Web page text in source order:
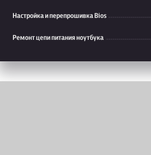
Настройка и перепрошивка Bios
Ремонт цепи питания ноутбука